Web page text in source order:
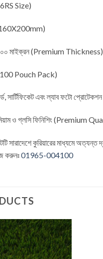
Size)
মাইক্রন (Premium Thickness)
Pouch Pack)
সার্টিফিকেট এবং ল্যাব ফটো প্রোটেকশন
ও গ্লসি ফিনিশিং (Premium
সারাদেশে কুরিয়ারের মাধ্যমে
করুনঃ01965-004100